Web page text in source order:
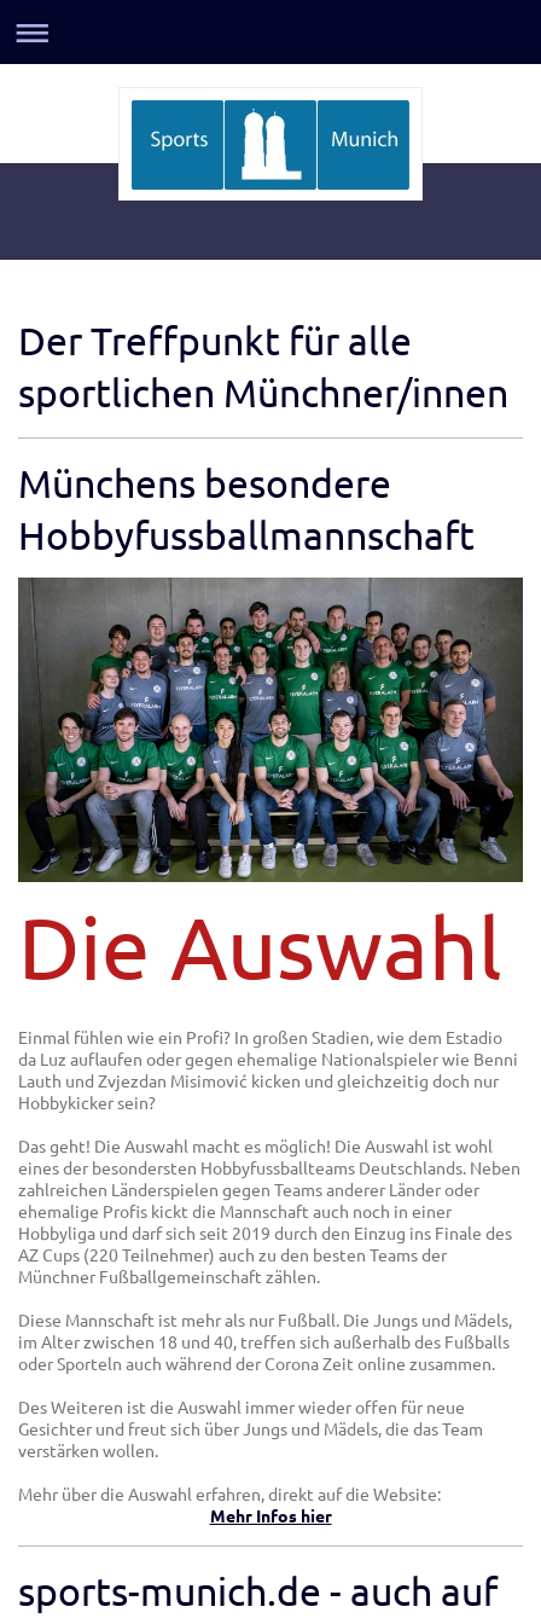
Der Treffpunkt für alle
sportlichen Münchner/innen
Münchens besondere
Hobbyfussballmannschaft
Die Auswahl
Einmal fühlen wie ein Profi? In großen Stadien, wie dem Estadio
da Luz auflaufen oder gegen ehemalige Nationalspieler wie Benni
Lauth und Zvjezdan Misimović kicken und gleichzeitig doch nur
Hobbykicker sein?
Das geht! Die Auswahl macht es möglich! Die Auswahl ist wohl
eines der besondersten Hobbyfussballteams Deutschlands. Neben
zahlreichen Länderspielen gegen Teams anderer Länder oder
ehemalige Profis kickt die Mannschaft auch noch in einer
Hobbyliga und darf sich seit 2019 durch den Einzug ins Finale des
AZ Cups (220 Teilnehmer) auch zu den besten Teams der
Münchner Fußballgemeinschaft zählen.
Diese Mannschaft ist mehr als nur Fußball. Die Jungs und Mädels,
im Alter zwischen 18 und 40, treffen sich außerhalb des Fußballs
oder Sporteln auch während der Corona Zeit online zusammen.
Des Weiteren ist die Auswahl immer wieder offen für neue
Gesichter und freut sich über Jungs und Mädels, die das Team
verstärken wollen.
Mehr über die Auswahl erfahren, direkt auf die Website:
Mehr Infos hier
sports-munich.de - auch auf